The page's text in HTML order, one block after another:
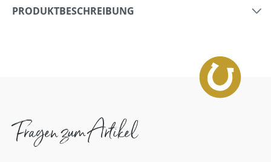
PRODUKTBESCHREIBUNG
Fragen zum Artikel